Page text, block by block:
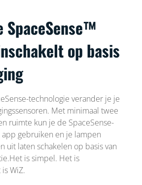
SpaceSense™
op basis
technologie verander je je
Met minimaal twee
ruimte kun je de SpaceSense-
gebruiken en je lampen
uit laten schakelen op basis van
is simpel. Het is
WiZ.